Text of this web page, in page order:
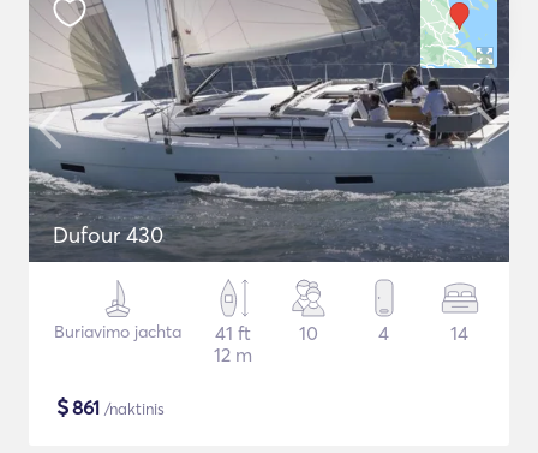
Dufour 430
Buriavimo jachta
41 ft
12 m
10 4 14
$861 /naktinis